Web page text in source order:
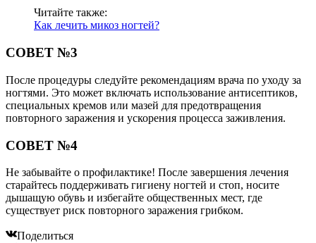
Читайте также:
Как лечить микоз ногтей?
СОВЕТ №3
После процедуры следуйте рекомендациям врача по уходу за
ногтями. Это может включать использование антисептиков,
специальных кремов или мазей для предотвращения
повторного заражения и ускорения процесса заживления.
СОВЕТ №4
Не забывайте о профилактике! После завершения лечения
старайтесь поддерживать гигиену ногтей и стоп, носите
дышащую обувь и избегайте общественных мест, где
существует риск повторного заражения грибком.
Поделиться